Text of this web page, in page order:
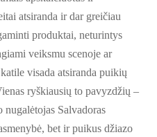
atsiranda ir dar greičiau
produktai, neturintys
veiksmu scenoje ar
visada atsiranda puikių
ryškiausių to pavyzdžių –
Salvadoras
bet ir puikus džiazo